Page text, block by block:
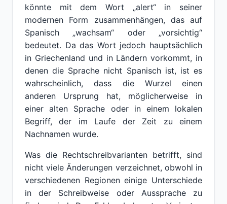
könnte mit dem Wort „alert“ in seiner
modernen Form zusammenhängen, das auf
Spanisch „wachsam“ oder „vorsichtig“
bedeutet. Da das Wort jedoch hauptsächlich
in Griechenland und in Ländern vorkommt, in
denen die Sprache nicht Spanisch ist, ist es
wahrscheinlich, dass die Wurzel einen
anderen Ursprung hat, möglicherweise in
einer alten Sprache oder in einem lokalen
Begriff, der im Laufe der Zeit zu einem
Nachnamen wurde.
Was die Rechtschreibvarianten betrifft, sind
nicht viele Änderungen verzeichnet, obwohl in
verschiedenen Regionen einige Unterschiede
in der Schreibweise oder Aussprache zu